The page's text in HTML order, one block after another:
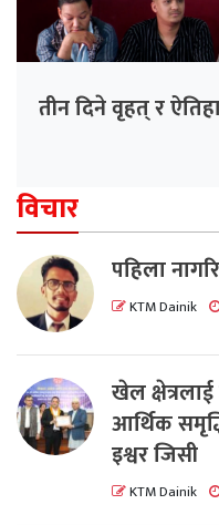
तीन दिने वृहत् र
विचार
पहिला
KTM Dainik
खेल
आर्थिक
इश्वर जिसी
KTM Dainik